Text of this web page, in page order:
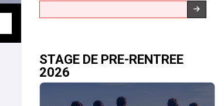
STAGE DE PRE-RENTREE
2026